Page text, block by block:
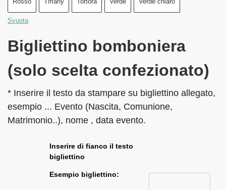
Svuota
Bigliettino bomboniera
(solo scelta confezionato)
* Inserire il testo da stampare su bigliettino allegato,
esempio ... Evento (Nascita, Comunione,
Matrimonio..), nome , data evento.
Inserire di fianco il testo
bigliettino
Esempio bigliettino: